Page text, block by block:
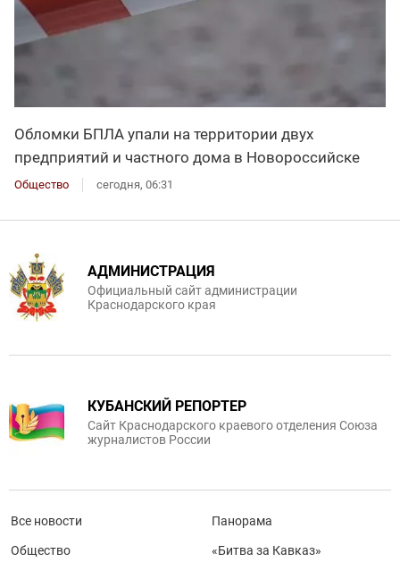
Обломки БПЛА упали на территории двух
предприятий и частного дома в Новороссийске
Общество сегодня, 06:31
АДМИНИСТРАЦИЯ
Официальный сайт администрации
Краснодарского края
КУБАНСКИЙ РЕПОРТЕР
Сайт Краснодарского краевого отделения Союза
журналистов России
Все новости
Общество
Панорама
«Битва за Кавказ»